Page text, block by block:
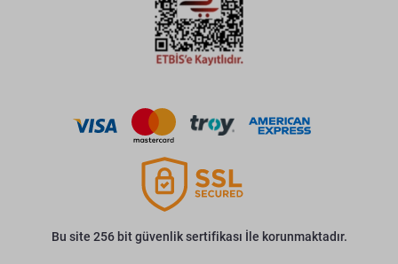
Bu site 256 bit güvenlik sertifikası İle korunmaktadır.